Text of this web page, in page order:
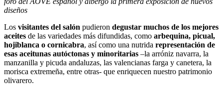
diseños
Los visitantes del salón pudieron degustar muchos de los mejores
aceites de las variedades más difundidas, como arbequina, picual,
hojiblanca o cornicabra, así como una nutrida representación de
esas aceitunas autóctonas y minoritarias –la arróniz navarra, la
manzanilla y picuda andaluzas, las valencianas farga y canetera, la
morisca extremeña, entre otras- que enriquecen nuestro patrimonio
olivarero.